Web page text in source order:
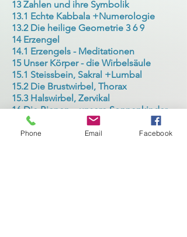
13 Zahlen und ihre Symbolik
13.1 Echte Kabbala +Numerologie
13.2 Die heilige Geometrie 3 6 9
14 Erzengel
14.1 Erzengels - Meditationen
15 Unser Körper - die Wirbelsäule
15.1 Steissbein, Sakral +Lumbal
15.2 Die Brustwirbel, Thorax
15.3 Halswirbel, Zervikal
16 Die Bienen – unsere Sonnenkinder
17 Genetische - Energetische Matrix
17.1 Meine Leben, meine Programme
Phone Email Facebook